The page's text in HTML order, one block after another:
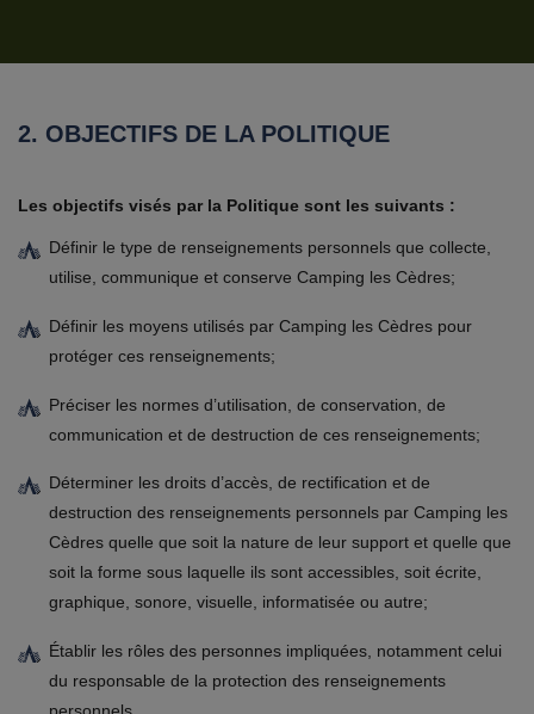
2. OBJECTIFS DE LA POLITIQUE
Les objectifs visés par la Politique sont les suivants :
Définir le type de renseignements personnels que collecte,
utilise, communique et conserve Camping les Cèdres;
Définir les moyens utilisés par Camping les Cèdres pour
protéger ces renseignements;
Préciser les normes d’utilisation, de conservation, de
communication et de destruction de ces renseignements;
Déterminer les droits d’accès, de rectification et de
destruction des renseignements personnels par Camping les
Cèdres quelle que soit la nature de leur support et quelle que
soit la forme sous laquelle ils sont accessibles, soit écrite,
graphique, sonore, visuelle, informatisée ou autre;
Établir les rôles des personnes impliquées, notamment celui
du responsable de la protection des renseignements